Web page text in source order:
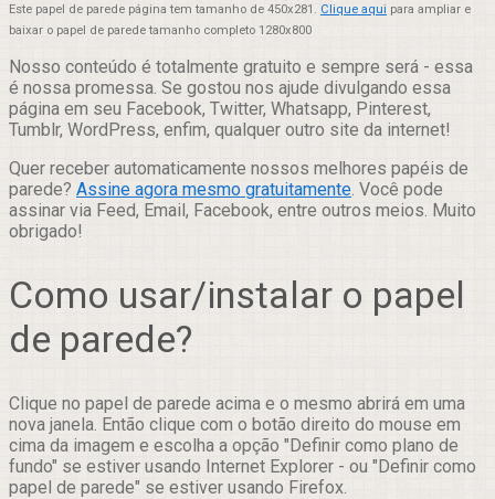
Este papel de parede página tem tamanho de 450x281. Clique aqui para ampliar e
baixar o papel de parede tamanho completo 1280x800
Nosso conteúdo é totalmente gratuito e sempre será - essa
é nossa promessa. Se gostou nos ajude divulgando essa
página em seu Facebook, Twitter, Whatsapp, Pinterest,
Tumblr, WordPress, enfim, qualquer outro site da internet!
Quer receber automaticamente nossos melhores papéis de
parede? Assine agora mesmo gratuitamente. Você pode
assinar via Feed, Email, Facebook, entre outros meios. Muito
obrigado!
Como usar/instalar o papel
de parede?
Clique no papel de parede acima e o mesmo abrirá em uma
nova janela. Então clique com o botão direito do mouse em
cima da imagem e escolha a opção "Definir como plano de
fundo" se estiver usando Internet Explorer - ou "Definir como
papel de parede" se estiver usando Firefox.